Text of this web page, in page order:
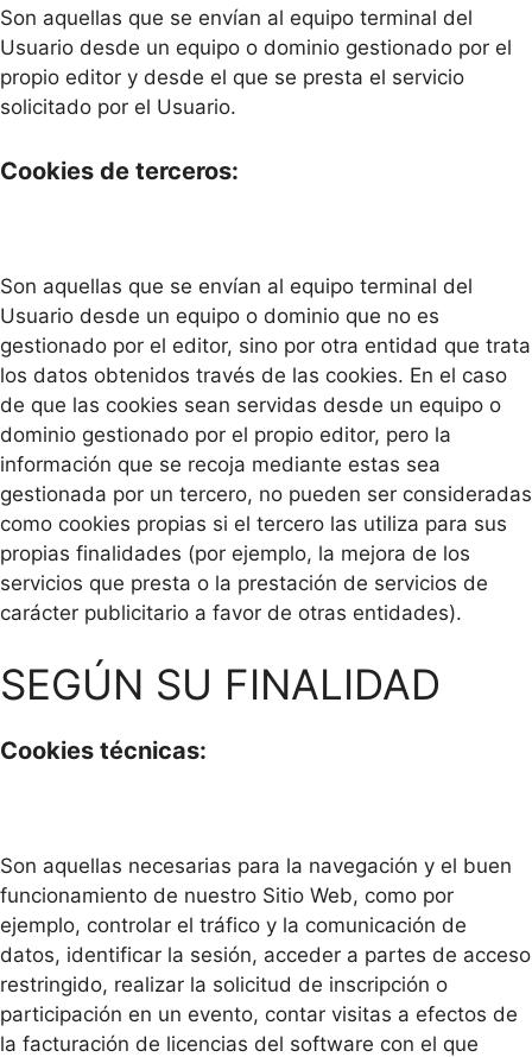
Son aquellas que se envían al equipo terminal del
Usuario desde un equipo o dominio gestionado por el
propio editor y desde el que se presta el servicio
solicitado por el Usuario.
Cookies de terceros:
Son aquellas que se envían al equipo terminal del
Usuario desde un equipo o dominio que no es
gestionado por el editor, sino por otra entidad que trata
los datos obtenidos través de las cookies. En el caso
de que las cookies sean servidas desde un equipo o
dominio gestionado por el propio editor, pero la
información que se recoja mediante estas sea
gestionada por un tercero, no pueden ser consideradas
como cookies propias si el tercero las utiliza para sus
propias finalidades (por ejemplo, la mejora de los
servicios que presta o la prestación de servicios de
carácter publicitario a favor de otras entidades).
SEGÚN SU FINALIDAD
Cookies técnicas:
Son aquellas necesarias para la navegación y el buen
funcionamiento de nuestro Sitio Web, como por
ejemplo, controlar el tráfico y la comunicación de
datos, identificar la sesión, acceder a partes de acceso
restringido, realizar la solicitud de inscripción o
participación en un evento, contar visitas a efectos de
la facturación de licencias del software con el que